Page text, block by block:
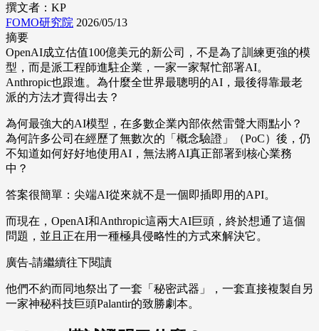
撰文者：KP
FOMO研究院 2026/05/13
摘要
OpenAI成立估值100億美元的新公司，不是為了訓練更強的模
型，而是派工程師進駐企業，一家一家幫忙部署AI。
Anthropic也跟進。為什麼全世界最聰明的AI，最後得靠最老
派的方法才賣得出去？
為何最強大的AI模型，在多數企業內部依然雷聲大雨點小？
為何許多公司在經歷了無數次的「概念驗證」（PoC）後，仍
不知道如何好好地使用AI，無法將AI真正部署到核心業務
中？
答案很簡單：尖端AI從來就不是一個即插即用的API。
而現在，OpenAI和Anthropic這兩大AI巨頭，終於想通了這個
問題，並且正在用一種極具侵略性的方式來解決它。
廣告-請繼續往下閱讀
他們不約而同地祭出了一套「秘密武器」，一套直接複製自另
一家神秘科技巨頭Palantir的致勝劇本。